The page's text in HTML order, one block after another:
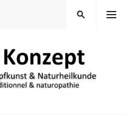
MENÜ
SUCHEN